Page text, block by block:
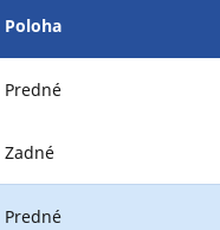
Poloha
Predné
Zadné
Predné